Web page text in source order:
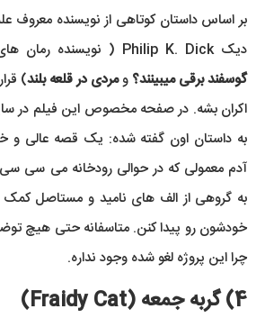
بر اساس داستان کوتاهی از نویسنده معروف
دیک Philip K. Dick ( نویسنده رمان های
گوسفند برقی میبینند؟ ومردی در قلعه بلند
اکران بشه. در صفحه مخصوص این فیلم در
به داستان اون گفته شده: یک قصه عالی و
آدم معمولی که در حوالی رودخانه می سی
به گروهی از الف های نامید و مستاصل کمک
خودشون رو پیدا کنن. متاسفانه حتی هیچ
چرا این پروژه لغو شده وجود نداره.
4) گربه جمعه (Fraidy Cat)